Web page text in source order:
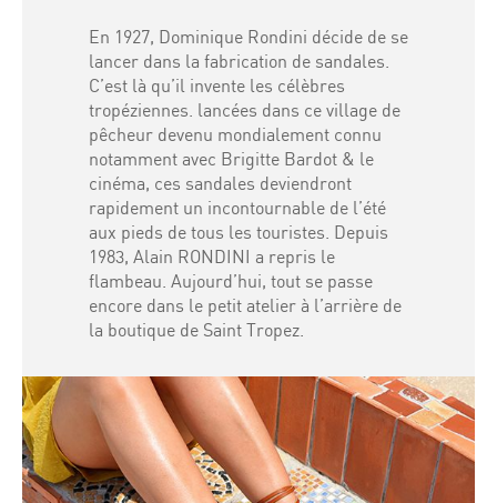
En 1927, Dominique Rondini décide de se
lancer dans la fabrication de sandales.
C’est là qu’il invente les célèbres
tropéziennes. lancées dans ce village de
pêcheur devenu mondialement connu
notamment avec Brigitte Bardot & le
cinéma, ces sandales deviendront
rapidement un incontournable de l’été
aux pieds de tous les touristes. Depuis
1983, Alain RONDINI a repris le
flambeau. Aujourd’hui, tout se passe
encore dans le petit atelier à l’arrière de
la boutique de Saint Tropez.